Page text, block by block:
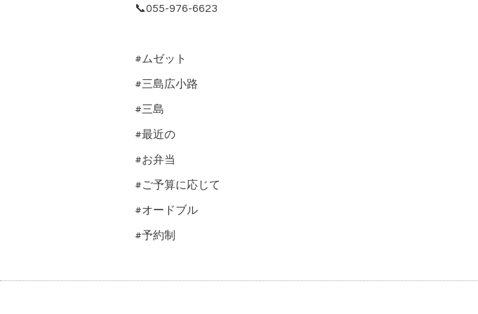
📞055-976-6623
#ムゼット
#三島広小路
#三島
#最近の
#お弁当
#ご予算に応じて
#オードブル
#予約制